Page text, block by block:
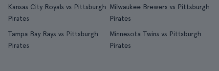
Kansas City Royals vs Pittsburgh
Pirates
Milwaukee Brewers vs Pittsburgh
Pirates
Tampa Bay Rays vs Pittsburgh
Pirates
Minnesota Twins vs Pittsburgh
Pirates